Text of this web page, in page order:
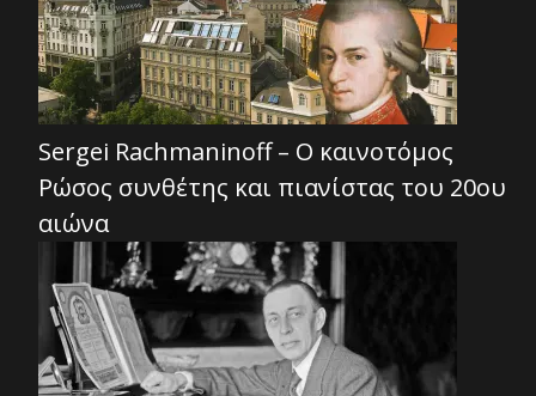
Sergei Rachmaninoff – Ο καινοτόμος
Ρώσος συνθέτης και πιανίστας του 20ου
αιώνα